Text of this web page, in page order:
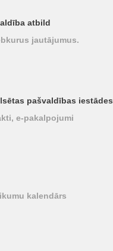
atbild
jautājumus.
pašvaldības iestādes
e-pakalpojumi
kalendārs